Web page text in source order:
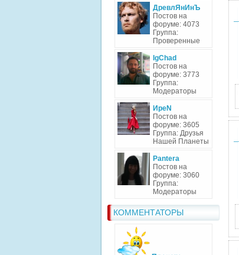
ДревлЯнИнЪ
Постов на
форуме: 4073
Группа:
Проверенные
IgChad
Постов на
форуме: 3773
Группа:
Модераторы
ИреN
Постов на
форуме: 3605
Группа: Друзья
Нашей Планеты
Pantera
Постов на
форуме: 3060
Группа:
Модераторы
КОММЕНТАТОРЫ